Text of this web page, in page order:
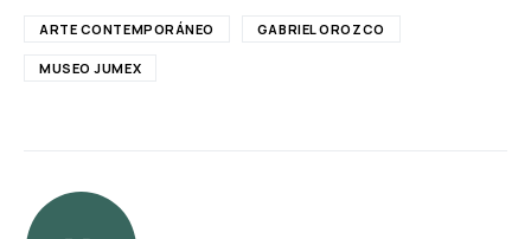
ARTE CONTEMPORÁNEO GABRIEL OROZCO
MUSEO JUMEX